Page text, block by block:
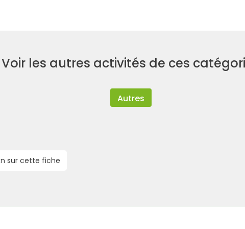
Voir les autres activités de ces
Autres
sur cette fiche